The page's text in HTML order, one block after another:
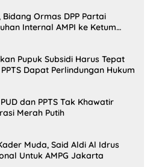
Ormas DPP Partai
Internal AMPI ke Ketum
Pupuk Subsidi Harus Tepat
Dapat Perlindungan Hukum
dan PPTS Tak Khawatir
Merah Putih
Muda, Said Aldi Al Idrus
Untuk AMPG Jakarta